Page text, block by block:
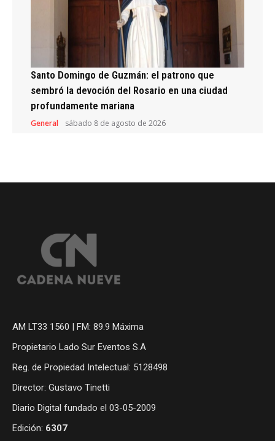
Santo Domingo de Guzmán: el patrono que
sembró la devoción del Rosario en una ciudad
profundamente mariana
General sábado 8 de agosto de 2026
AM LT33 1560 | FM: 89.9 Máxima
Propietario Lado Sur Eventos S.A
Reg. de Propiedad Intelectual: 5128498
Director: Gustavo Tinetti
Diario Digital fundado el 03-05-2009
Edición: 6307